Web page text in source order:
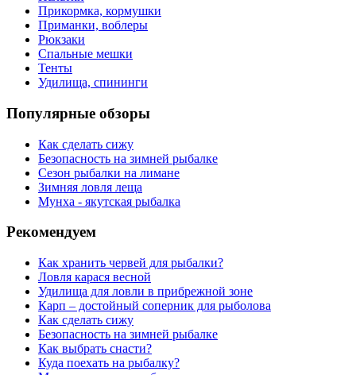
Прикормка, кормушки
Приманки, воблеры
Рюкзаки
Спальные мешки
Тенты
Удилища, спининги
Популярные обзоры
Как сделать сижу
Безопасность на зимней рыбалке
Сезон рыбалки на лимане
Зимняя ловля леща
Мунха - якутская рыбалка
Рекомендуем
Как хранить червей для рыбалки?
Ловля карася весной
Удилища для ловли в прибрежной зоне
Карп – достойный соперник для рыболова
Как сделать сижу
Безопасность на зимней рыбалке
Как выбрать снасти?
Куда поехать на рыбалку?